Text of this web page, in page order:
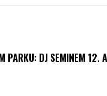
PARKU: DJ SEMINEM 12.